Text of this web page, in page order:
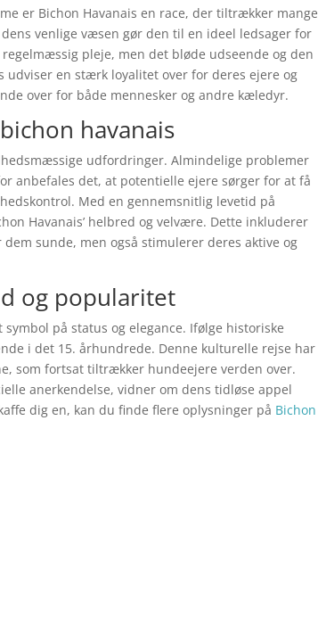
er Bichon Havanais en race, der tiltrækker mange
venlige væsen gør den til en ideel ledsager for
pleje, men det bløde udseende og den
udviser en stærk loyalitet over for deres ejere og
over for både mennesker og andre kæledyr.
havanais
udfordringer. Almindelige problemer
anbefales det, at potentielle ejere sørger for at få
Med en gennemsnitlig levetid på
Havanais’ helbred og velvære. Dette inkluderer
sunde, men også stimulerer deres aktive og
og popularitet
på status og elegance. Ifølge historiske
i det 15. århundrede. Denne kulturelle rejse har
som fortsat tiltrækker hundeejere verden over.
anerkendelse, vidner om dens tidløse appel
dig en, kan du finde flere oplysninger på Bichon